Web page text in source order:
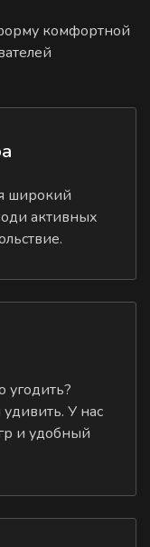
комфортной
широкий
активных
угодить?
У нас
и удобный